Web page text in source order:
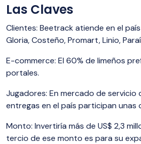
Las Claves
Clientes: Beetrack atiende en el
Gloria, Costeño, Promart, Linio,
E-commerce: El 60% de limeños
portales.
Jugadores: En mercado de servicio
entregas en el país participan unas
Monto: Invertiría más de US$ 2,3
tercio de ese monto es para su